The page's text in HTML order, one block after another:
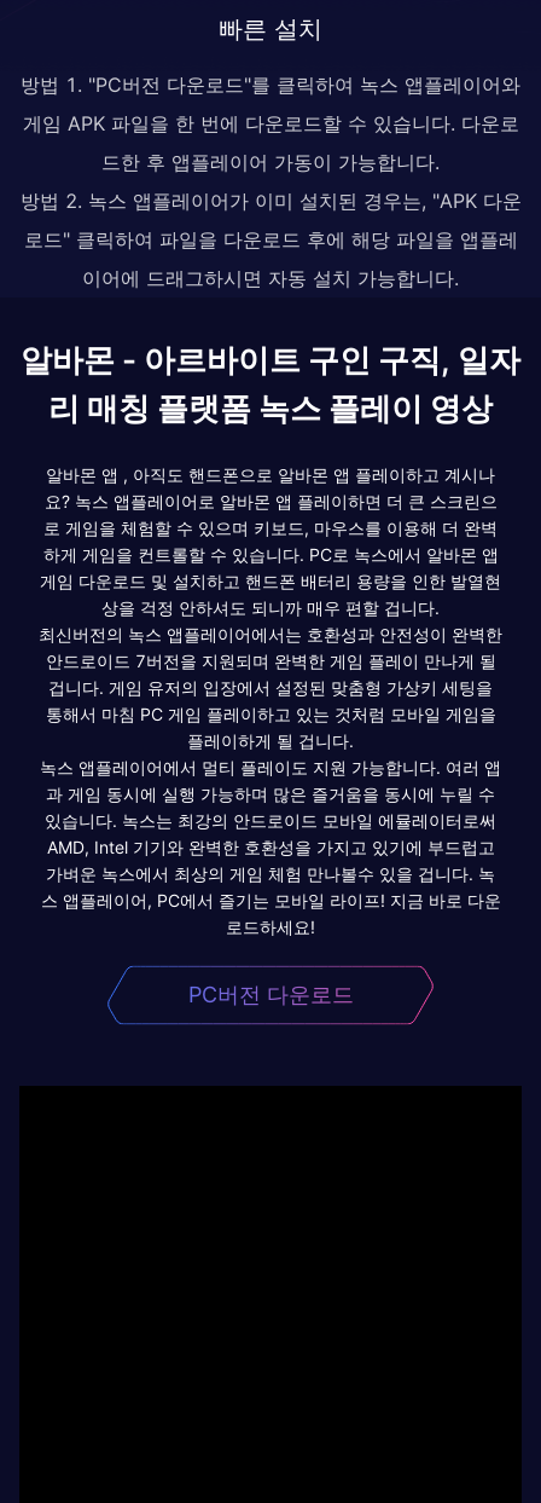
빠른 설치
방법 1. "PC버전 다운로드"를 클릭하여 녹스 앱플레이어와
게임 APK 파일을 한 번에 다운로드할 수 있습니다. 다운로
드한 후 앱플레이어 가동이 가능합니다.
방법 2. 녹스 앱플레이어가 이미 설치된 경우는, "APK 다운
로드" 클릭하여 파일을 다운로드 후에 해당 파일을 앱플레
이어에 드래그하시면 자동 설치 가능합니다.
알바몬 - 아르바이트 구인 구직, 일자
리 매칭 플랫폼 녹스 플레이 영상
알바몬 앱 , 아직도 핸드폰으로 알바몬 앱 플레이하고 계시나
요? 녹스 앱플레이어로 알바몬 앱 플레이하면 더 큰 스크린으
로 게임을 체험할 수 있으며 키보드, 마우스를 이용해 더 완벽
하게 게임을 컨트롤할 수 있습니다. PC로 녹스에서 알바몬 앱
게임 다운로드 및 설치하고 핸드폰 배터리 용량을 인한 발열현
상을 걱정 안하셔도 되니까 매우 편할 겁니다.
최신버전의 녹스 앱플레이어에서는 호환성과 안전성이 완벽한
안드로이드 7버전을 지원되며 완벽한 게임 플레이 만나게 될
겁니다. 게임 유저의 입장에서 설정된 맞춤형 가상키 세팅을
통해서 마침 PC 게임 플레이하고 있는 것처럼 모바일 게임을
플레이하게 될 겁니다.
녹스 앱플레이어에서 멀티 플레이도 지원 가능합니다. 여러 앱
과 게임 동시에 실행 가능하며 많은 즐거움을 동시에 누릴 수
있습니다. 녹스는 최강의 안드로이드 모바일 에뮬레이터로써
AMD, Intel 기기와 완벽한 호환성을 가지고 있기에 부드럽고
가벼운 녹스에서 최상의 게임 체험 만나볼수 있을 겁니다. 녹
스 앱플레이어, PC에서 즐기는 모바일 라이프! 지금 바로 다운
로드하세요!
PC버전 다운로드